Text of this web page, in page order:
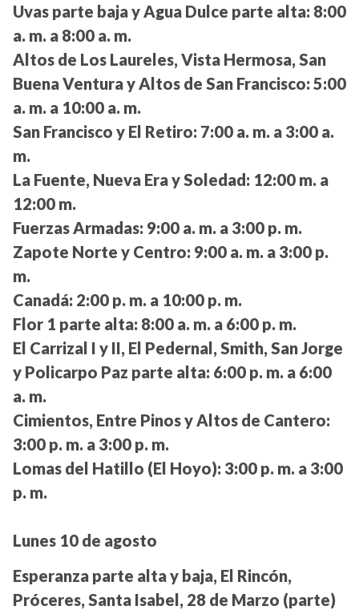
Uvas parte baja y Agua Dulce parte alta: 8:00
a. m. a 8:00 a. m.
Altos de Los Laureles, Vista Hermosa, San
Buena Ventura y Altos de San Francisco: 5:00
a. m. a 10:00 a. m.
San Francisco y El Retiro: 7:00 a. m. a 3:00 a.
m.
La Fuente, Nueva Era y Soledad: 12:00 m. a
12:00 m.
Fuerzas Armadas: 9:00 a. m. a 3:00 p. m.
Zapote Norte y Centro: 9:00 a. m. a 3:00 p.
m.
Canadá: 2:00 p. m. a 10:00 p. m.
Flor 1 parte alta: 8:00 a. m. a 6:00 p. m.
El Carrizal I y II, El Pedernal, Smith, San Jorge
y Policarpo Paz parte alta: 6:00 p. m. a 6:00
a. m.
Cimientos, Entre Pinos y Altos de Cantero:
3:00 p. m. a 3:00 p. m.
Lomas del Hatillo (El Hoyo): 3:00 p. m. a 3:00
p. m.
Lunes 10 de agosto
Esperanza parte alta y baja, El Rincón,
Próceres, Santa Isabel, 28 de Marzo (parte)